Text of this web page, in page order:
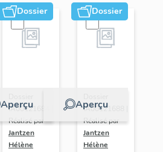
Dossier
Aperçu
IA00121684 |
Réalisé par
Jantzen
Hélène
Dossier
Aperçu
IA00121688 |
Réalisé par
Jantzen
Hélène